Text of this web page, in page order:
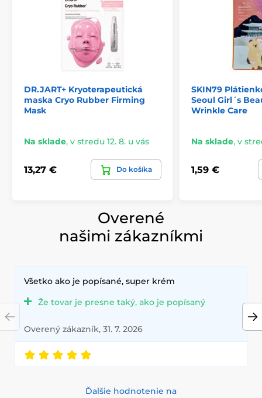
DR.JART+ Kryoterapeutická
maska Cryo Rubber Firming
Mask
Na sklade, v stredu 12. 8. u vás
13,27 € Do košíka
SKIN79
Seoul Girl´s
Wrinkle Care
Na sklade, v
1,59 €
Overené
našimi zákazníkmi
Všetko ako je popísané, super krém
Že tovar je presne taký, ako je popísaný
Overený zákazník, 31. 7. 2026
Ďalšie hodnotenie na